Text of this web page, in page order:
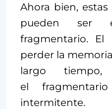
Ahora bien,
pueden ser
fragmentario. El
perder la
largo
el
intermitente.